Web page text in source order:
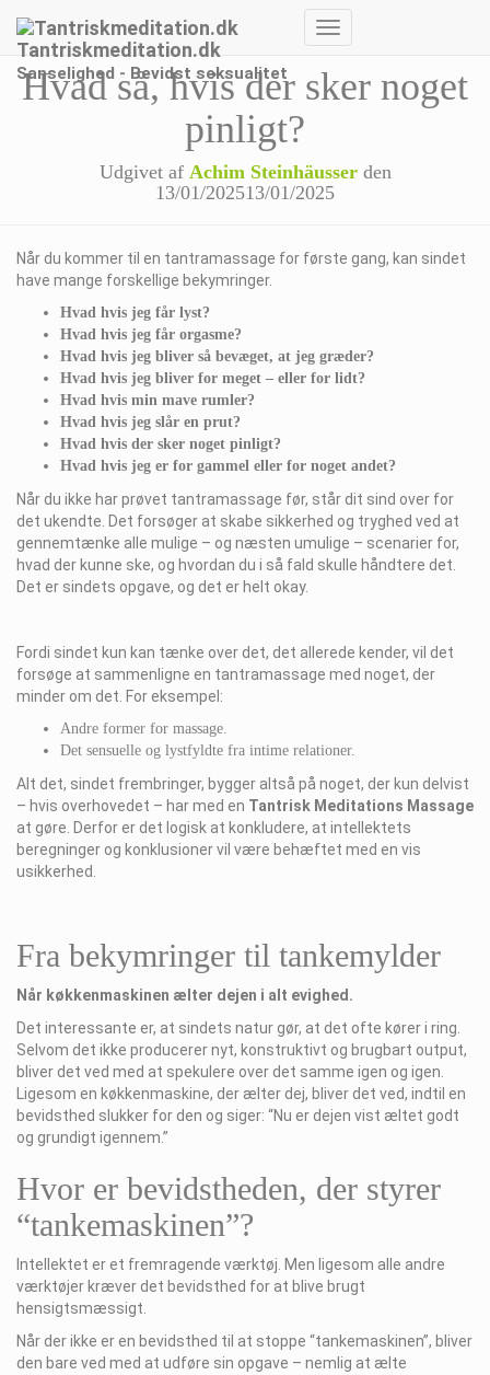
Tantriskmeditation.dk
Sanselighed - Bevidst seksualitet
Skift
Hvad så, hvis der sker noget
pinligt?
Udgivet af Achim Steinhäusserden
13/01/202513/01/2025
Når du kommer til en tantramassage for første gang, kan sindet
have mange forskellige bekymringer.
Hvad hvis jeg får lyst?
Hvad hvis jeg får orgasme?
Hvad hvis jeg bliver så bevæget, at jeg græder?
Hvad hvis jeg bliver for meget – eller for lidt?
Hvad hvis min mave rumler?
Hvad hvis jeg slår en prut?
Hvad hvis der sker noget pinligt?
Hvad hvis jeg er for gammel eller for noget andet?
Når du ikke har prøvet tantramassage før, står dit sind over for
det ukendte. Det forsøger at skabe sikkerhed og tryghed ved at
gennemtænke alle mulige – og næsten umulige – scenarier for,
hvad der kunne ske, og hvordan du i så fald skulle håndtere det.
Det er sindets opgave, og det er helt okay.
Fordi sindet kun kan tænke over det, det allerede kender, vil det
forsøge at sammenligne en tantramassage med noget, der
minder om det. For eksempel:
Andre former for massage.
Det sensuelle og lystfyldte fra intime relationer.
Alt det, sindet frembringer, bygger altså på noget, der kun delvist
– hvis overhovedet – har med en Tantrisk Meditations Massage
at gøre. Derfor er det logisk at konkludere, at intellektets
beregninger og konklusioner vil være behæftet med en vis
usikkerhed.
Fra bekymringer til tankemylder
Når køkkenmaskinen ælter dejen i alt evighed.
Det interessante er, at sindets natur gør, at det ofte kører i ring.
Selvom det ikke producerer nyt, konstruktivt og brugbart output,
bliver det ved med at spekulere over det samme igen og igen.
Ligesom en køkkenmaskine, der ælter dej, bliver det ved, indtil en
bevidsthed slukker for den og siger: “Nu er dejen vist æltet godt
og grundigt igennem.”
Hvor er bevidstheden, der styrer
“tankemaskinen”?
Intellektet er et fremragende værktøj. Men ligesom alle andre
værktøjer kræver det bevidsthed for at blive brugt
hensigtsmæssigt.
Når der ikke er en bevidsthed til at stoppe “tankemaskinen”, bliver
den bare ved med at udføre sin opgave – nemlig at ælte